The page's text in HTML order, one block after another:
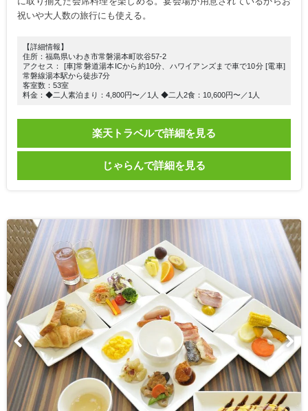
祝いや大人数の旅行にも使える。
【詳細情報】
住所：福島県いわき市常磐湯本町吹谷57-2
アクセス： [車]常磐道湯本ICから約10分、ハワイアンズまで車で10分 [電車]
常磐線湯本駅から徒歩7分
客室数：53室
料金：◆二人素泊まり：4,800円〜／1人 ◆二人2食：10,600円〜／1人
楽天トラベルで詳細を見る
じゃらんで詳細を見る